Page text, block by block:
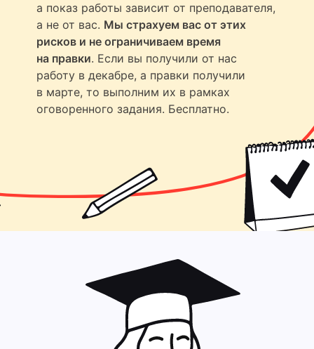
а показ работы зависит от преподавателя,
а не от вас. Мы страхуем вас от этих
рисков и не ограничиваем время
на правки. Если вы получили от нас
работу в декабре, а правки получили
в марте, то выполним их в рамках
оговоренного задания. Бесплатно.